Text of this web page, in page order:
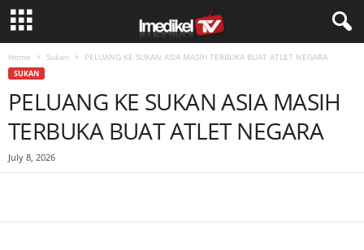
Home Sukan PELUANG KE SUKAN ASIA MASIH TERBUKA BUAT ATLET NEGARA
SUKAN
PELUANG KE SUKAN ASIA MASIH
TERBUKA BUAT ATLET NEGARA
July 8, 2026